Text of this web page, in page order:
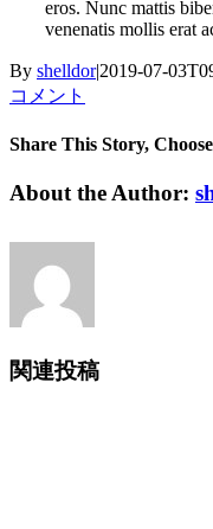
eros. Nunc mattis
venenatis mollis erat
By shelldor|2019-07-
コメント
Share This Story,
Facebook
Twitter
Reddit
LinkedIn
WhatsApp
Tumblr
Pinterest
Vk
電
メ
About the Author:
関連投稿